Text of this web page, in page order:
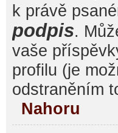
k právě
podpis.
vaše
profilu (je
odstraněním
Nahoru